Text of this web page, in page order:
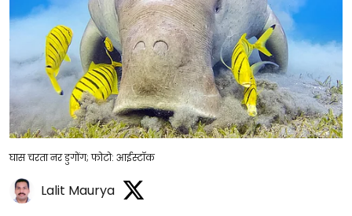
घास चरता नर डुगोंग; फोटो: आईस्टॉक
Lalit Maurya